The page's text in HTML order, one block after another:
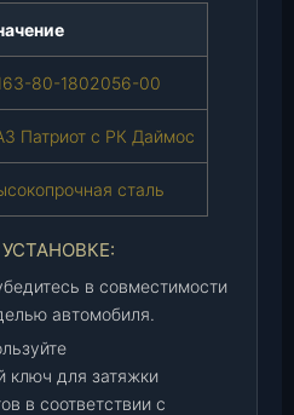
80-1802056-00
Патриот с РК Даймос
сталь
в совместимости
автомобиля.
ключ для затяжки
в соответствии с